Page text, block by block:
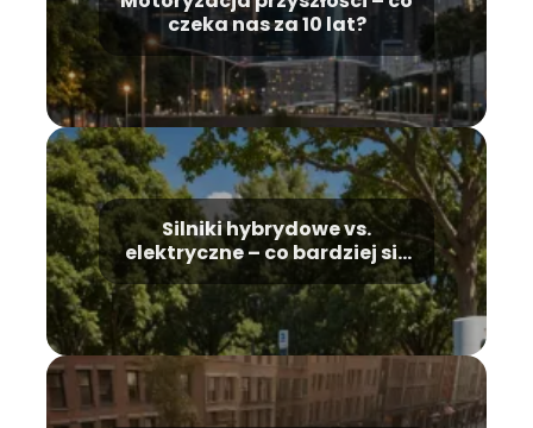
czeka nas za 10 lat?
Silniki hybrydowe vs.
elektryczne – co bardziej się
opłaca?